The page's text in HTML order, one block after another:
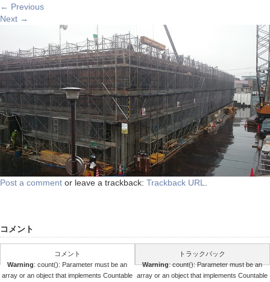
← Previous
Next →
Post a comment or leave a trackback: Trackback URL
コメント
コメント
Warning: count(): Parameter must be an
array or an object that implements Countable
トラックバック
Warning: count(): Parameter must be an
array or an object that implements Countable